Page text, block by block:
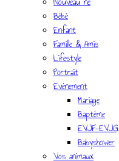
Bébé
Enfant
Famille & Amis
Lifestyle
Portrait
Evènement
Mariage
Baptème
EVJF-EVJG
Babyshower
Vos animaux